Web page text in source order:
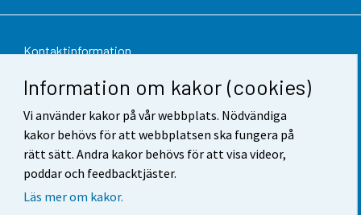
Information om kakor (cookies)
Vi använder kakor på vår webbplats. Nödvändiga
kakor behövs för att webbplatsen ska fungera på
rätt sätt. Andra kakor behövs för att visa videor,
poddar och feedbacktjäster.
Läs mer om kakor.
Kontaktinformation
Respons
Användarvillkor
Dataskydd
Tillgänglighet